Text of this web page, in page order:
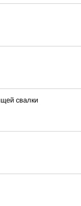
свалки